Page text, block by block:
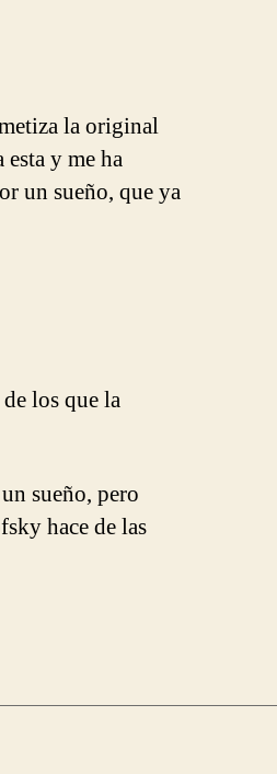
la original
y me ha
un sueño, que ya
los que la
sueño, pero
hace de las